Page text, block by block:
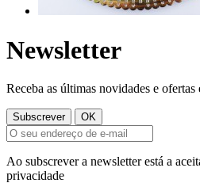
Newsletter
Receba as últimas novidades e ofertas
Ao subscrever a newsletter está a
privacidade